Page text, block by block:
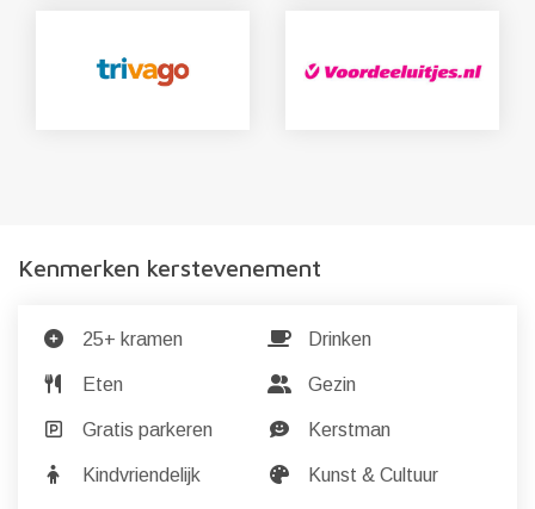
Kenmerken kerstevenement
25+ kramen Drinken
Eten Gezin
Gratis parkeren Kerstman
Kindvriendelijk Kunst & Cultuur